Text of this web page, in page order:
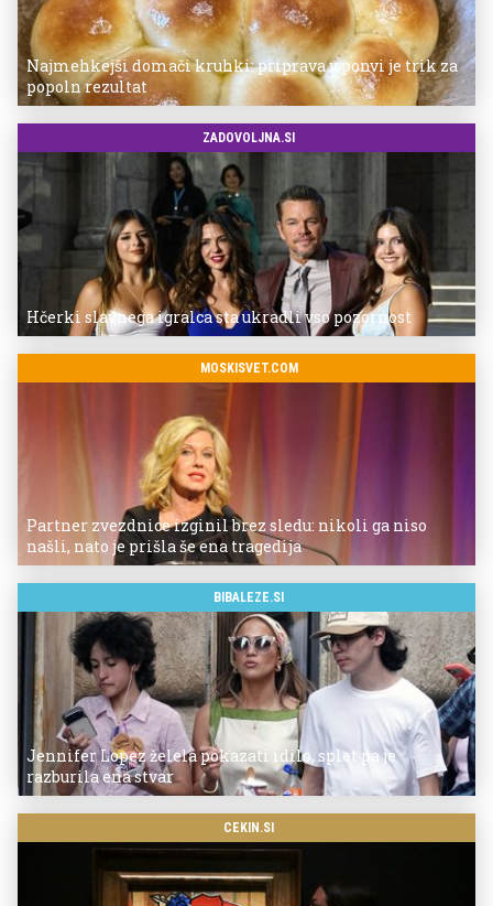
Najmehkejši domači kruhki: priprava v ponvi je trik za
popoln rezultat
ZADOVOLJNA.SI
Hčerki slavnega igralca sta ukradli vso pozornost
MOSKISVET.COM
Partner zvezdnice izginil brez sledu: nikoli ga niso
našli, nato je prišla še ena tragedija
BIBALEZE.SI
Jennifer Lopez želela pokazati idilo, splet pa je
razburila ena stvar
CEKIN.SI